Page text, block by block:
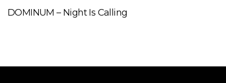
DOMINUM – Night Is Calling